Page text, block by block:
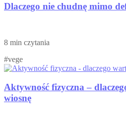
Dlaczego nie chudnę mimo
8 min czytania
#vege
Aktywność fizyczna –
wiosnę